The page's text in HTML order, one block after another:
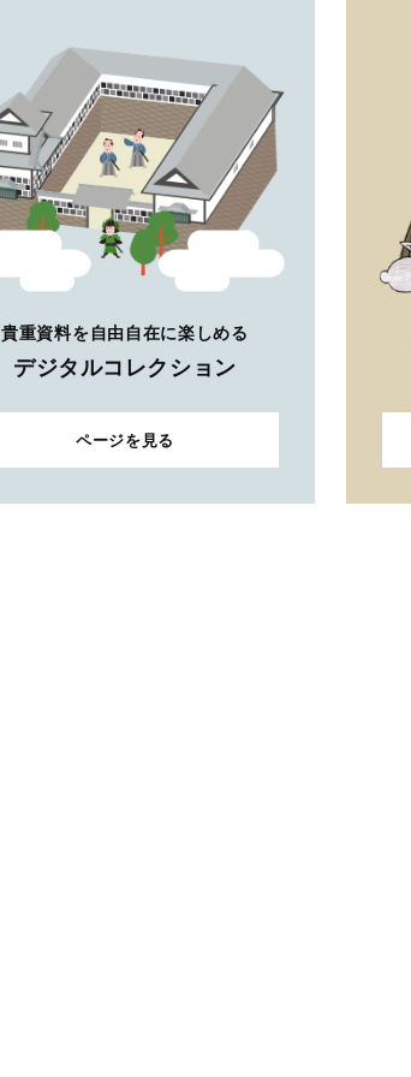
貴重資料を自由自在に楽しめる
デジタルコレクション
ページを見る